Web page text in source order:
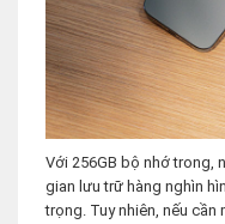
Với 256GB bộ nhớ trong,
gian lưu trữ hàng nghìn
trọng. Tuy nhiên, nếu